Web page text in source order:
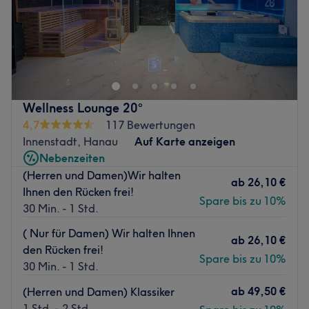
Bei Maryllou in Hanau kannst du dem Alltagsstress
entkommen und dich dabei rundum verschönern lassen.
Hier erwarten dich wohltuende Gesichtsbehandlungen,
ausführliche Beratungen und andere fabelhafte Beauty-
Anwendungen. Vergiss den stressigen Alltag und lass
dich mit dem allumfassenden Beauty-Programm
verwöhnen.
Nächste öffentliche Verkehrsmittel:
Die Haltestelle Hanau Leimenstraße befindet sich nur 2
Gehminuten vom Studio entfernt.
Das Team:
Das Team besteht aus ausgebildeten Kosmetikerinnen,
die sich regelmäßig weiterbilden und dadurch genau
wissen, welche Behandlung zu dir passt! Eine Beratung ist
Was uns an dem Salon gefällt:
Wellness Lounge 20°
4,7
117 Bewertungen
Innenstadt, Hanau
Auf Karte anzeigen
Nebenzeiten
(Herren und Damen)Wir halten
Ihnen den Rücken frei!
30 Min. - 1 Std.
ab 26,10 €
Spare bis zu 10%
( Nur für Damen) Wir halten Ihnen
den Rücken frei!
30 Min. - 1 Std.
ab 26,10 €
Spare bis zu 10%
(Herren und Damen) Klassiker
ab 49,50 €